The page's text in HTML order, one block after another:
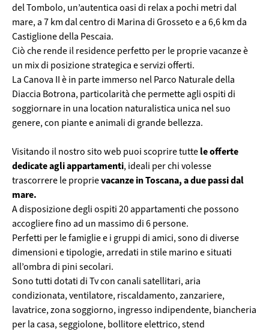
del Tombolo, un’autentica oasi di relax a pochi metri dal
mare, a 7 km dal centro di Marina di Grosseto e a 6,6 km da
Castiglione della Pescaia.
Ciò che rende il residence perfetto per le proprie vacanze è
un mix di posizione strategica e servizi offerti.
La Canova II è in parte immerso nel Parco Naturale della
Diaccia Botrona, particolarità che permette agli ospiti di
soggiornare in una location naturalistica unica nel suo
genere, con piante e animali di grande bellezza.
Visitando il nostro sito web puoi scoprire tutte le offerte
dedicate agli appartamenti, ideali per chi volesse
trascorrere le proprievacanze in Toscana, a due passi dal
mare.
A disposizione degli ospiti 20 appartamenti che possono
accogliere fino ad un massimo di 6 persone.
Perfetti per le famiglie e i gruppi di amici, sono di diverse
dimensioni e tipologie, arredati in stile marino e situati
all’ombra di pini secolari.
Sono tutti dotati di Tv con canali satellitari, aria
condizionata, ventilatore, riscaldamento, zanzariere,
lavatrice, zona soggiorno, ingresso indipendente, biancheria
per la casa, seggiolone, bollitore elettrico, stend